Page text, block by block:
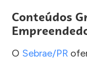
Conteúdos
O Sebrae/PR